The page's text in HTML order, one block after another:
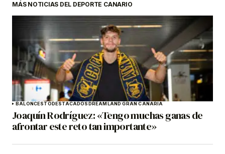
MÁS NOTICIAS DEL DEPORTE CANARIO
BALONCESTODESTACADOSDREAMLAND GRAN CANARIA
Joaquín Rodríguez: «Tengo muchas ganas de
afrontar este reto tan importante»